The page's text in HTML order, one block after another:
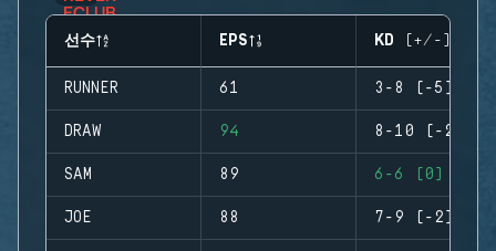
선수 EPS KD (+/-)
RUNNER 61 3-8 (-5)
DRAW 94 8-10 (-2)
SAM 89 6-6 (0)
JOE 88 7-9 (-2)